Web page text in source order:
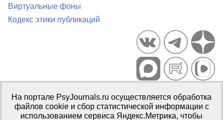
Виртуальные фоны
Кодекс этики публикаций
Портал психологических изданий PsyJournals.ru, 2007–2026
Правила использования материалов
Свидетельство регистрации СМИЭл № ФС77-66447 от 14 июля
На портале PsyJournals.ru осуществляется обработка
файлов cookie и сбор статистической информации с
использованием сервиса Яндекс.Метрика, чтобы